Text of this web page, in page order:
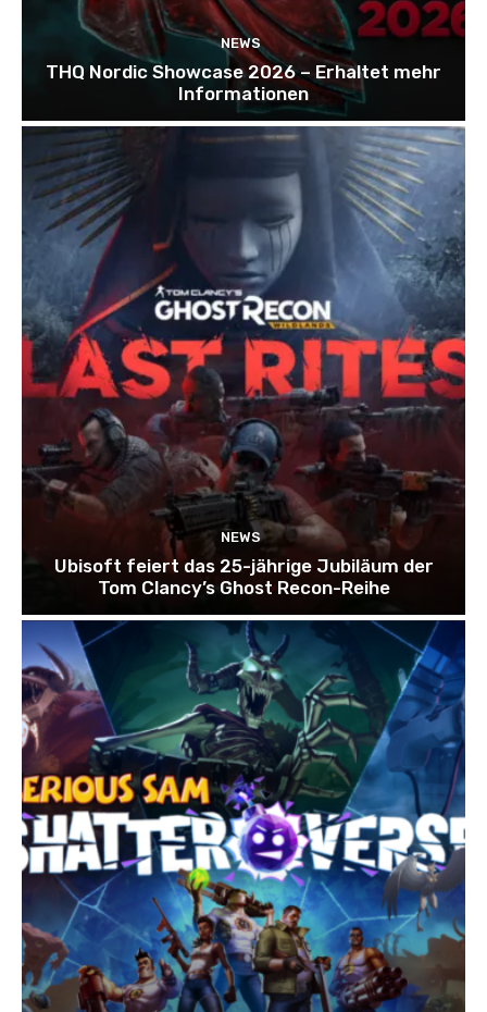
NEWS
THQ Nordic Showcase 2026 – Erhaltet mehr
Informationen
NEWS
Ubisoft feiert das 25-jährige Jubiläum der
Tom Clancy’s Ghost Recon-Reihe